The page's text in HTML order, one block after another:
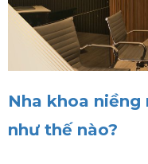
Nha khoa niềng
như thế nào?